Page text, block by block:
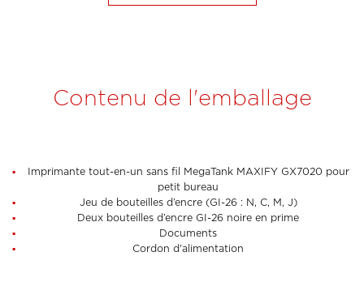
Contenu de l'emballage
Imprimante tout-en-un sans fil MegaTank MAXIFY GX7020 pour
petit bureau
Jeu de bouteilles d’encre (GI-26 : N, C, M, J)
Deux bouteilles d’encre GI-26 noire en prime
Documents
Cordon d'alimentation